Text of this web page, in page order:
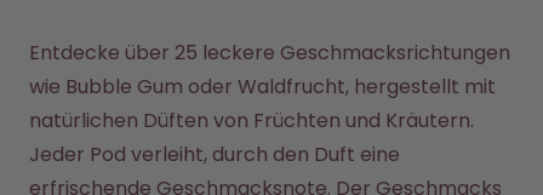
Entdecke über 25 leckere Geschmacksrichtungen
wie Bubble Gum oder Waldfrucht, hergestellt mit
natürlichen Düften von Früchten und Kräutern.
Jeder Pod verleiht, durch den Duft eine
erfrischende Geschmacksnote. Der Geschmacks